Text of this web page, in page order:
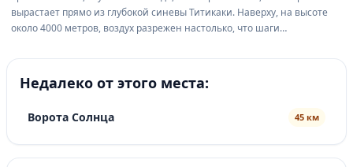
вырастает прямо из глубокой синевы Титикаки. Наверху, на высоте
около 4000 метров, воздух разрежен настолько, что шаги
скалистые гребни и крошечные деревушки. Это остров Солн...
Недалеко от этого места:
Ворота Солнца 45 км